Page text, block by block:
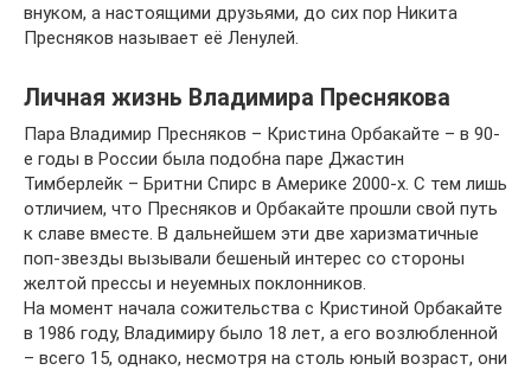
внуком, а настоящими друзьями, до сих пор Никита
Пресняков называет её Ленулей.
Личная жизнь Владимира Преснякова
Пара Владимир Пресняков – Кристина Орбакайте – в 90-
е годы в России была подобна паре Джастин
Тимберлейк – Бритни Спирс в Америке 2000-х. С тем лишь
отличием, что Пресняков и Орбакайте прошли свой путь
к славе вместе. В дальнейшем эти две харизматичные
поп-звезды вызывали бешеный интерес со стороны
желтой прессы и неуемных поклонников.
На момент начала сожительства с Кристиной Орбакайте
в 1986 году, Владимиру было 18 лет, а его возлюбленной
– всего 15, однако, несмотря на столь юный возраст, они